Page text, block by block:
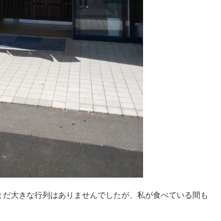
大きな行列はありませんでしたが、 私が食べている間も